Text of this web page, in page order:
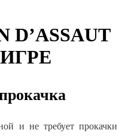
D’ASSAUT
ИГРЕ
и не требует прокачки